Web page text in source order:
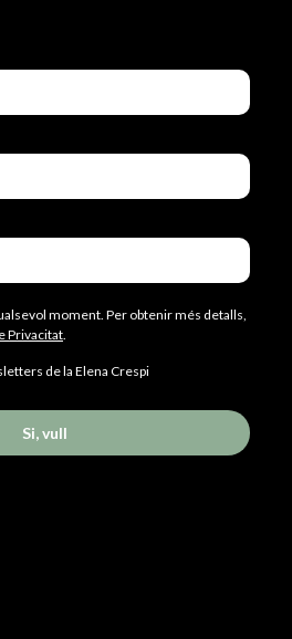
moment. Per obtenir més detalls,
Privacitat
de la Elena Crespi
Si, vull